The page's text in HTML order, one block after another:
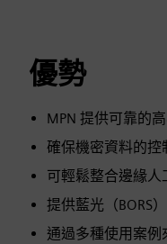
優勢
MPN 提供可靠的
確保機密資料的控
可輕鬆整合邊緣
提供藍光（BORS
通過多種使用案例